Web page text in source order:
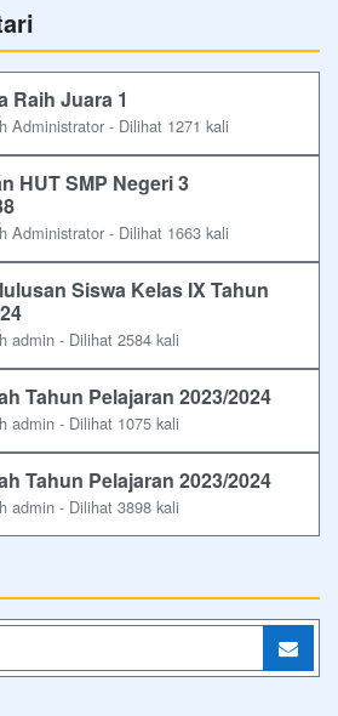
Raih Juara 1
Administrator - Dilihat 1271 kali
HUT SMP Negeri 3
Administrator - Dilihat 1663 kali
Siswa Kelas IX Tahun
admin - Dilihat 2584 kali
Tahun Pelajaran 2023/2024
admin - Dilihat 1075 kali
Tahun Pelajaran 2023/2024
admin - Dilihat 3898 kali